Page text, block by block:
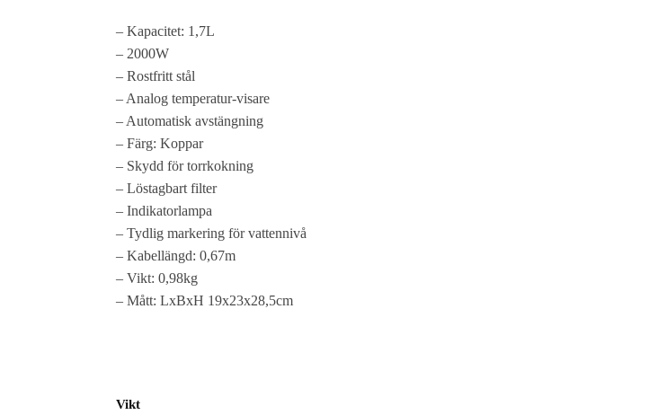
– Kapacitet: 1,7L
– 2000W
– Rostfritt stål
– Analog temperatur-visare
– Automatisk avstängning
– Färg: Koppar
– Skydd för torrkokning
– Löstagbart filter
– Indikatorlampa
– Tydlig markering för vattennivå
– Kabellängd: 0,67m
– Vikt: 0,98kg
– Mått: LxBxH 19x23x28,5cm
Vikt